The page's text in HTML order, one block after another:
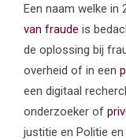
Een naam welke in
van fraude is
de oplossing bij
overheid of in een
een digitaal
onderzoeker of
justitie en Politie